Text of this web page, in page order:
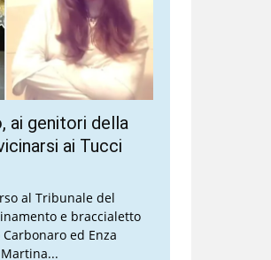
ai genitori della
ai Tucci
al Tribunale del
e braccialetto
ed Enza